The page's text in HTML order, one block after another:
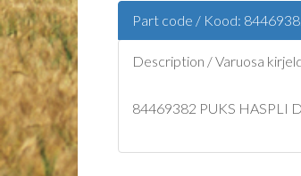
Part code / Kood:
Description / Varuosa
84469382 PUKS HASPLI